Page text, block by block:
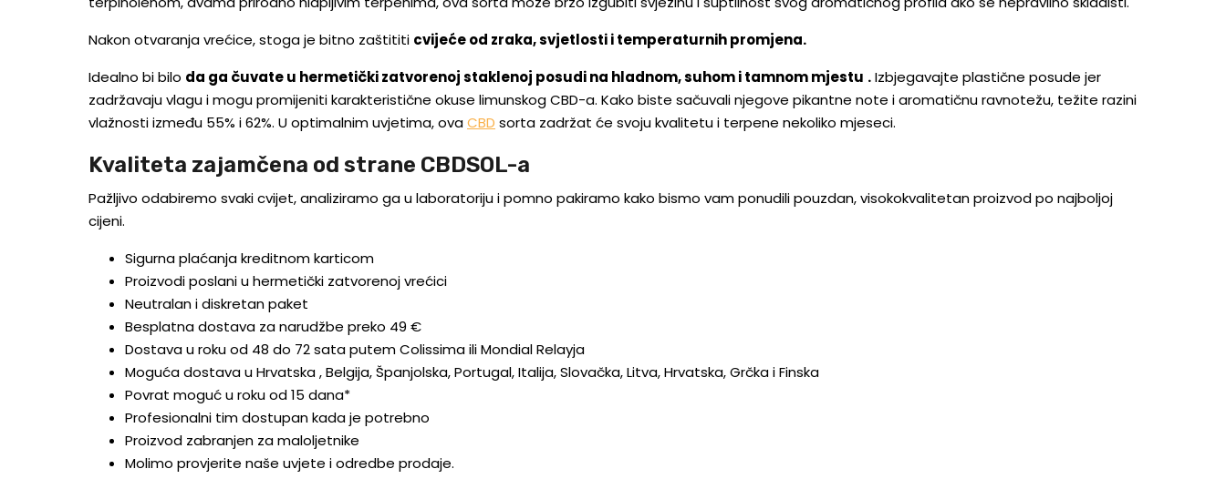
Nakon otvaranja vrećice, stoga je bitno zaštititi cvijeće od zraka, svjetlosti i temperaturnih promjena.
Idealno bi bilo da ga čuvate u hermetički zatvorenoj staklenoj posudi na hladnom, suhom i tamnom mjestu .Izbjegavajte plastične posude jer
zadržavaju vlagu i mogu promijeniti karakteristične okuse limunskog CBD-a. Kako biste sačuvali njegove pikantne note i aromatičnu ravnotežu, težite razini
vlažnosti između 55% i 62%. U optimalnim uvjetima, ovaCBD sorta zadržat će svoju kvalitetu i terpene nekoliko mjeseci.
Kvaliteta zajamčena od strane CBDSOL-a
Pažljivo odabiremo svaki cvijet, analiziramo ga u laboratoriju i pomno pakiramo kako bismo vam ponudili pouzdan, visokokvalitetan proizvod po najboljoj
cijeni.
Sigurna plaćanja kreditnom karticom
Proizvodi poslani u hermetički zatvorenoj vrećici
Neutralan i diskretan paket
Besplatna dostava za narudžbe preko 49 €
Dostava u roku od 48 do 72 sata putem Colissima ili Mondial Relayja
Moguća dostava u Hrvatska , Belgija, Španjolska, Portugal, Italija, Slovačka, Litva, Hrvatska, Grčka i Finska
Povrat moguć u roku od 15 dana*
Profesionalni tim dostupan kada je potrebno
Proizvod zabranjen za maloljetnike
Molimo provjerite naše uvjete i odredbe prodaje.